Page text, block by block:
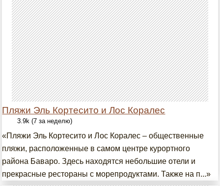
Пляжи Эль Кортесито и Лос Коралес
3.9k (7 за неделю)
«Пляжи Эль Кортесито и Лос Коралес – общественные
пляжи, расположенные в самом центре курортного
района Баваро. Здесь находятся небольшие отели и
прекрасные рестораны с морепродуктами. Также на п...»